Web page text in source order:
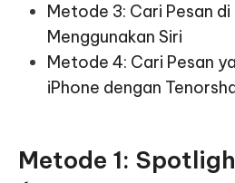
Metode 3: Cari Pesan di
Menggunakan Siri
Metode 4: Cari Pesan
iPhone dengan
Metode 1: